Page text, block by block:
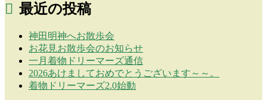
最近の投稿
神田明神へお散歩会
お花見お散歩会のお知らせ
一月着物ドリーマーズ通信
2026あけましておめでとうございます～～。
着物ドリーマーズ2.0始動